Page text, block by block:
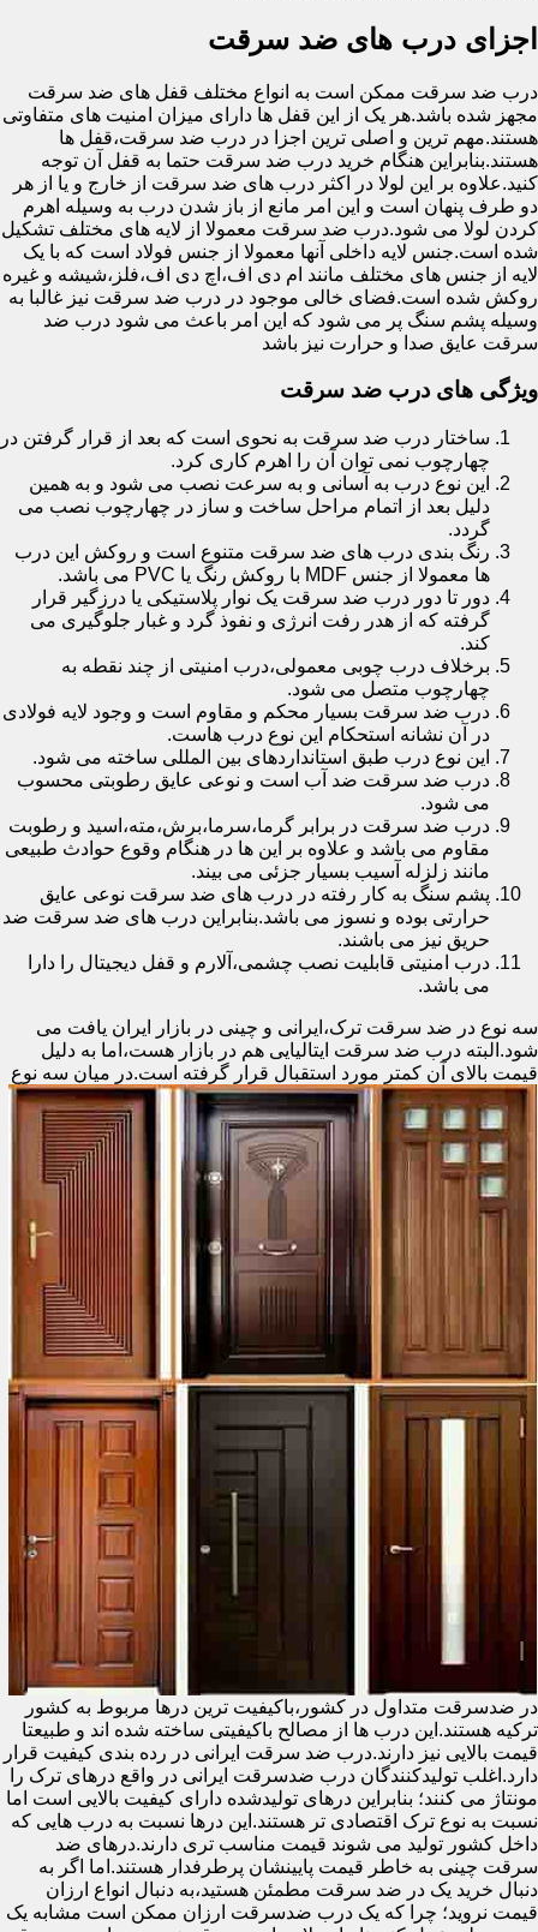
اجزای درب های ضد سرقت
درب ضد سرقت ممکن است به انواع مختلف قفل های ضد سرقت
مجهز شده باشد.هر یک از این قفل ها دارای میزان امنیت های متفاوتی
هستند.مهم ترین و اصلی ترین اجزا در درب ضد سرقت،قفل ها
هستند.بنابراین هنگام خرید درب ضد سرقت حتما به قفل آن توجه
کنید.علاوه بر این لولا در اکثر درب های ضد سرقت از خارج و یا از هر
دو طرف پنهان است و این امر مانع از باز شدن درب به وسیله اهرم
کردن لولا می شود.درب ضد سرقت معمولا از لایه های مختلف تشکیل
شده است.جنس لایه داخلی آنها معمولا از جنس فولاد است که با یک
لایه از جنس های مختلف مانند ام دی اف،اچ دی اف،فلز،شیشه و غیره
روکش شده است.فضای خالی موجود در درب ضد سرقت نیز غالبا به
وسیله پشم سنگ پر می شود که این امر باعث می شود درب ضد
سرقت عایق صدا و حرارت نیز باشد
ویژگی های درب ضد سرقت
ساختار درب ضد سرقت به نحوی است که بعد از قرار گرفتن در
چهارچوب نمی توان آن را اهرم کاری کرد.
این نوع درب به آسانی و به سرعت نصب می شود و به همین
دلیل بعد از اتمام مراحل ساخت و ساز در چهارچوب نصب می
گردد.
رنگ بندی درب های ضد سرقت متنوع است و روکش این درب
ها معمولا از جنس MDF با روکش رنگ یا PVC می باشد.
دور تا دور درب ضد سرقت یک نوار پلاستیکی یا درزگیر قرار
گرفته که از هدر رفت انرژی و نفوذ گرد و غبار جلوگیری می
کند.
برخلاف درب چوبی معمولی،درب امنیتی از چند نقطه به
چهارچوب متصل می شود.
درب ضد سرقت بسیار محکم و مقاوم است و وجود لایه فولادی
در آن نشانه استحکام این نوع درب هاست.
این نوع درب طبق استانداردهای بین المللی ساخته می شود.
درب ضد سرقت ضد آب است و نوعی عایق رطوبتی محسوب
می شود.
درب ضد سرقت در برابر گرما،سرما،برش،مته،اسید و رطوبت
مقاوم می باشد و علاوه بر این ها در هنگام وقوع حوادث طبیعی
مانند زلزله آسیب بسیار جزئی می بیند.
پشم سنگ به کار رفته در درب های ضد سرقت نوعی عایق
حرارتی بوده و نسوز می باشد.بنابراین درب های ضد سرقت ضد
حریق نیز می باشند.
درب امنیتی قابلیت نصب چشمی،آلارم و قفل دیجیتال را دارا
می باشد.
سه نوع در ضد سرقت ترک،ایرانی و چینی در بازار ایران یافت می
شود.البته درب ضد سرقت ایتالیایی هم در بازار هست،اما به دلیل
قیمت بالای آن کمتر مورد استقبال قرار گرفته است.در میان سه نوع
در ضدسرقت متداول در کشور،باکیفیت ترین درها مربوط به کشور
ترکیه هستند.این درب ها از مصالح باکیفیتی ساخته شده اند و طبیعتا
قیمت بالایی نیز دارند.درب ضد سرقت ایرانی در رده بندی کیفیت قرار
دارد.اغلب تولیدکنندگان درب ضدسرقت ایرانی در واقع درهای ترک را
مونتاژ می کنند؛ بنابراین درهای تولیدشده دارای کیفیت بالایی است اما
نسبت به نوع ترک اقتصادی تر هستند.این درها نسبت به درب هایی که
داخل کشور تولید می شوند قیمت مناسب تری دارند.درهای ضد
سرقت چینی به خاطر قیمت پایینشان پرطرفدار هستند.اما اگر به
دنبال خرید یک در ضد سرقت مطمئن هستید،به دنبال انواع ارزان
قیمت نروید؛ چرا که یک درب ضدسرقت ارزان ممکن است مشابه یک